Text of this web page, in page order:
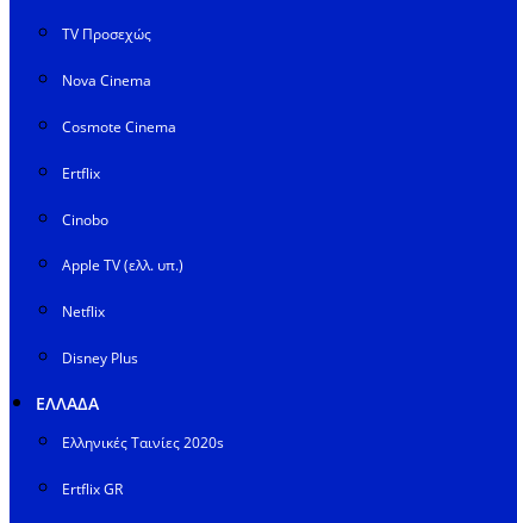
TV Προσεχώς
Nova Cinema
Cosmote Cinema
Ertflix
Cinobo
Apple TV (ελλ. υπ.)
Netflix
Disney Plus
ΕΛΛΑΔΑ
Ελληνικές Ταινίες 2020s
Ertflix GR